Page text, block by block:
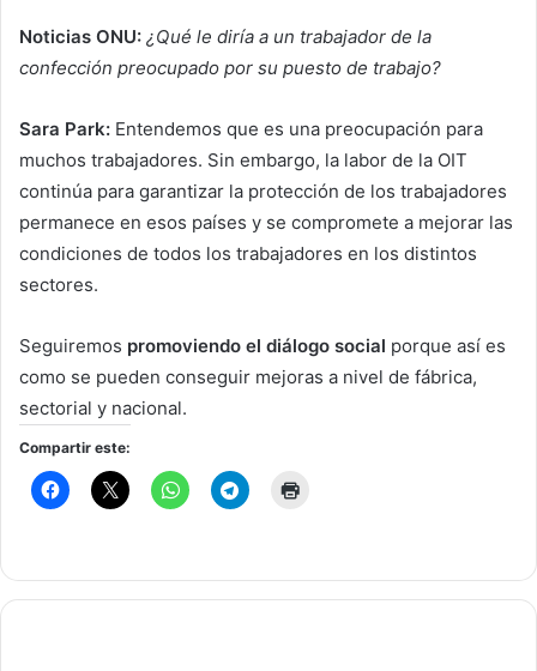
Noticias ONU: ¿Qué le diría a un trabajador de la
confección preocupado por su puesto de trabajo?
Sara Park: Entendemos que es una preocupación para
muchos trabajadores. Sin embargo, la labor de la OIT
continúa para garantizar la protección de los trabajadores
permanece en esos países y se compromete a mejorar las
condiciones de todos los trabajadores en los distintos
sectores.
Seguiremos promoviendo el diálogo social porque así es
como se pueden conseguir mejoras a nivel de fábrica,
sectorial y nacional.
Compartir este: